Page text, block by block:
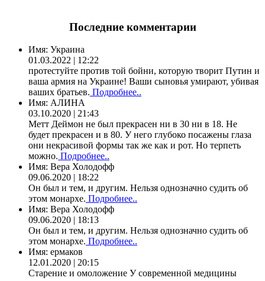
Последние комментарии
Имя: Украина
01.03.2022 | 12:22
протестуйте против той бойни, которую творит Путин и
ваша армия на Украине! Ваши сыновья умирают, убивая
ваших братьев. Подробнее..
Имя: АЛИНА
03.10.2020 | 21:43
Метт Деймон не был прекрасен ни в 30 ни в 18. Не
будет прекрасен и в 80. У него глубоко посажены глаза
они некрасивой формы так же как и рот. Но терпеть
можно. Подробнее..
Имя: Вера Холодофф
09.06.2020 | 18:22
Он был и тем, и другим. Нельзя однозначно судить об
этом монархе. Подробнее..
Имя: Вера Холодофф
09.06.2020 | 18:13
Он был и тем, и другим. Нельзя однозначно судить об
этом монархе. Подробнее..
Имя: ермаков
12.01.2020 | 20:15
Старение и омоложение У современной медицины